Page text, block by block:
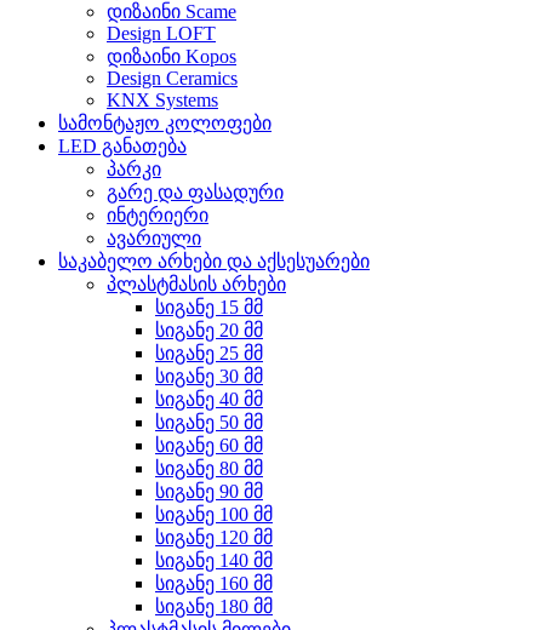
დიზაინი Scame
Design LOFT
დიზაინი Kopos
Design Ceramics
KNX Systems
სამონტაჟო კოლოფები
LED განათება
პარკი
გარე და ფასადური
ინტერიერი
ავარიული
საკაბელო არხები და აქსესუარები
პლასტმასის არხები
სიგანე 15 მმ
სიგანე 20 მმ
სიგანე 25 მმ
სიგანე 30 მმ
სიგანე 40 მმ
სიგანე 50 მმ
სიგანე 60 მმ
სიგანე 80 მმ
სიგანე 90 მმ
სიგანე 100 მმ
სიგანე 120 მმ
სიგანე 140 მმ
სიგანე 160 მმ
სიგანე 180 მმ